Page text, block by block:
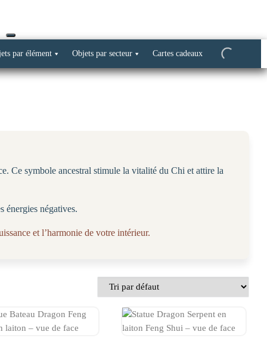
par élément Objets par secteur Cartes cadeaux
Ce symbole ancestral stimule la vitalité du Chi et attire la
énergies négatives.
et l’harmonie de votre intérieur.